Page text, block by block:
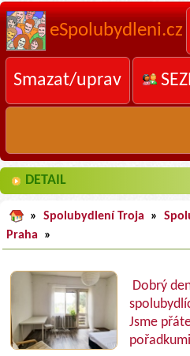
eSpolubydleni.cz
Smazat/uprav
DETAIL
» Spolubydlení Troja »
Praha
»
Dobrý
Jsme